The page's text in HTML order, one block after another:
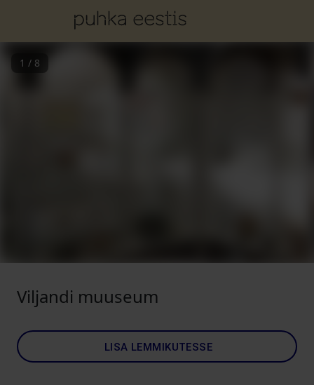
1 / 8
Viljandi muuseum
LISA LEMMIKUTESSE